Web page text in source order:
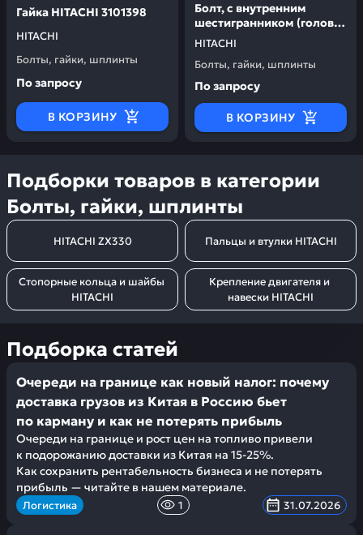
HITACHI
Гайка HITACHI 3101398
Болты, гайки, шплинты
По запросу
В КОРЗИНУ
HITACHI
Болт, с внутренним
шестигранником (головка
под торцевой ключ)
HITACHI J781202
Болты, гайки, шплинты
По запросу
В КОРЗИНУ
Подборки товаров в категории
Болты, гайки, шплинты
HITACHI ZX330 Пальцы и втулки HITACHI
Стопорные кольца и шайбы
HITACHI
Крепление двигателя и
навески HITACHI
Подборка статей
Очереди на границе как новый налог: почему
доставка грузов из Китая в Россию бьет
по карману и как не потерять прибыль
Очереди на границе и рост цен на топливо привели
к подорожанию доставки из Китая на 15-25%.
Как сохранить рентабельность бизнеса и не потерять
прибыль — читайте в нашем материале.
Логистика 1 31.07.2026